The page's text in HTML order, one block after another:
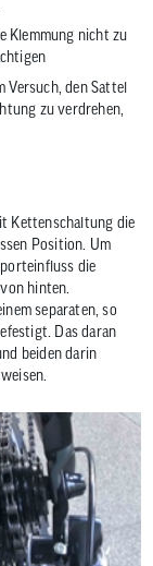
Klemmung nicht zu
Versuch, den Sattel
zu verdrehen,
Kettenschaltung die
Position. Um
die
hinten.
separaten, so
Das daran
beiden darin